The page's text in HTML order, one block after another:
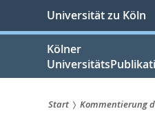
springen
Universität zu Köln
Kölner
Start Kommentierung